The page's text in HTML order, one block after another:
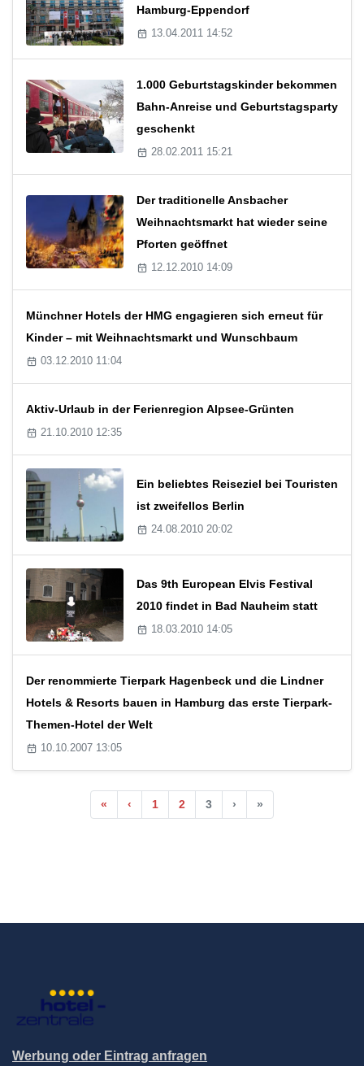
Hamburg-Eppendorf
13.04.2011 14:52
1.000 Geburtstagskinder bekommen
Bahn-Anreise und Geburtstagsparty
geschenkt
28.02.2011 15:21
Der traditionelle Ansbacher
Weihnachtsmarkt hat wieder seine
Pforten geöffnet
12.12.2010 14:09
Münchner Hotels der HMG engagieren sich erneut für
Kinder – mit Weihnachtsmarkt und Wunschbaum
03.12.2010 11:04
Aktiv-Urlaub in der Ferienregion Alpsee-Grünten
21.10.2010 12:35
Ein beliebtes Reiseziel bei Touristen
ist zweifellos Berlin
24.08.2010 20:02
Das 9th European Elvis Festival
2010 findet in Bad Nauheim statt
18.03.2010 14:05
Der renommierte Tierpark Hagenbeck und die Lindner
Hotels & Resorts bauen in Hamburg das erste Tierpark-
Themen-Hotel der Welt
10.10.2007 13:05
« ‹ 1 2 3 › »
Werbung oder Eintrag anfragen